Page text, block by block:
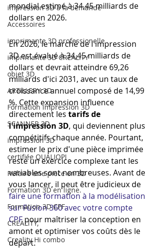
impression 3D à la demande
Accessoires
imprimante 3D professionelle
imprimante 3D CREALITY
objet 3D
ARTILLERY 3D
Formation impression 3D
SCANNER 3D
impression 3D
certifiée QUALIOPI
Refaire une piece en 3D
Formation 3D en ligne.
Formation 3D CPF
CREALITY,
Creality Hi combo
mondial estimé à 34,45 milliards de
dollars en 2026.
En 2026, le marché de l'impression
3D est évalué à 34,45 milliards de
dollars et devrait atteindre 69,26
milliards d'ici 2031, avec un taux de
croissance annuel composé de 14,99
%. Cette expansion influence
directement les tarifs de
l'impression 3D, qui deviennent plus
compétitifs chaque année. Pourtant,
estimer le prix d'une pièce imprimée
reste un exercice complexe tant les
variables sont nombreuses. Avant de
vous lancer, il peut être judicieux de
faire une formation à la modélisation
sur Fusion 360 avec votre compte
CPF pour maîtriser la conception en
amont et optimiser vos coûts dès le
départ.